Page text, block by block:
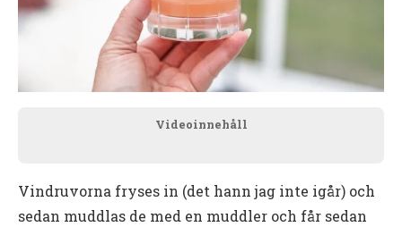
Videoinnehåll
Vindruvorna fryses in (det hann jag inte igår) och
sedan muddlas de med en muddler och får sedan